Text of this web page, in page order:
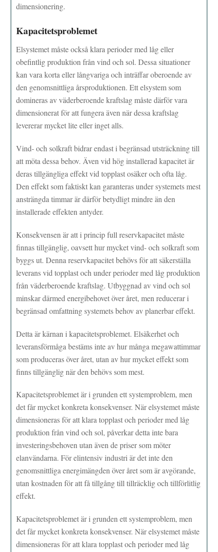
dimensionering.
Kapacitetsproblemet
Elsystemet måste också klara perioder med låg eller
obefintlig produktion från vind och sol. Dessa situationer
kan vara korta eller långvariga och inträffar oberoende av
den genomsnittliga årsproduktionen. Ett elsystem som
domineras av väderberoende kraftslag måste därför vara
dimensionerat för att fungera även när dessa kraftslag
levererar mycket lite eller inget alls.
Vind- och solkraft bidrar endast i begränsad utsträckning till
att möta dessa behov. Även vid hög installerad kapacitet är
deras tillgängliga effekt vid topplast osäker och ofta låg.
Den effekt som faktiskt kan garanteras under systemets mest
ansträngda timmar är därför betydligt mindre än den
installerade effekten antyder.
Konsekvensen är att i princip full reservkapacitet måste
finnas tillgänglig, oavsett hur mycket vind- och solkraft som
byggs ut. Denna reservkapacitet behövs för att säkerställa
leverans vid topplast och under perioder med låg produktion
från väderberoende kraftslag. Utbyggnad av vind och sol
minskar därmed energibehovet över året, men reducerar i
begränsad omfattning systemets behov av planerbar effekt.
Detta är kärnan i kapacitetsproblemet. Elsäkerhet och
leveransförmåga bestäms inte av hur många megawattimmar
som produceras över året, utan av hur mycket effekt som
finns tillgänglig när den behövs som mest.
Kapacitetsproblemet är i grunden ett systemproblem, men
det får mycket konkreta konsekvenser. När elsystemet måste
dimensioneras för att klara topplast och perioder med låg
produktion från vind och sol, påverkar detta inte bara
investeringsbehoven utan även de priser som möter
elanvändarna. För elintensiv industri är det inte den
genomsnittliga energimängden över året som är avgörande,
utan kostnaden för att få tillgång till tillräcklig och tillförlitlig
effekt.
Kapacitetsproblemet är i grunden ett systemproblem, men
det får mycket konkreta konsekvenser. När elsystemet måste
dimensioneras för att klara topplast och perioder med låg